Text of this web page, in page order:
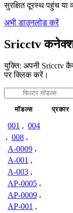
सुरक्षित दूरस्थ पहुंच या
अभी डाउनलोड करें
Sricctv
युक्ति: अपनी Sricctv
पर क्लिक करें।
मॉडल्स प्रकार
001 , 004
, 008 ,
A-0009 ,
A-001 ,
A-003 ,
AP-0005 ,
AP-0009 ,
AP-001 ,